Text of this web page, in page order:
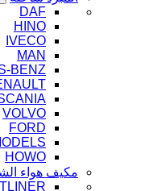
DAF
HINO
IVECO
MAN
BENZ
VOLVO
FORD
HOWO
مكيف هواء